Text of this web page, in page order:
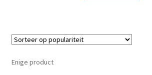
Enige product